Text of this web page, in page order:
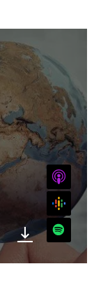
iTunes
Spotify